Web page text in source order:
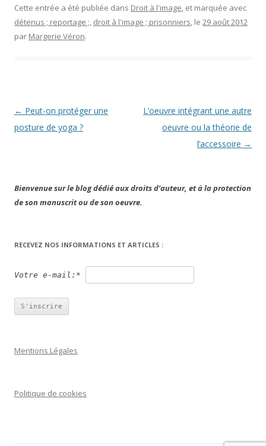
Cette entrée a été publiée dans Droit à l'image, et marquée avec
détenus ; reportage ;, droit à l'image ; prisonniers, le 29 août 2012
par Margerie Véron.
Navigation
des
← Peut-on protéger une
posture de yoga ?
L’oeuvre intégrant une autre
oeuvre ou la théorie de
l’accessoire →
Bienvenue sur le blog dédié aux droits d’auteur, et à la protection
de son manuscrit ou de son oeuvre.
RECEVEZ NOS INFORMATIONS ET ARTICLES :
Votre e-mail:*
Mentions Légales
Politique de cookies